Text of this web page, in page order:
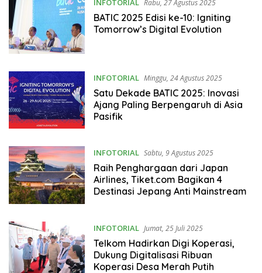
INFOTORIAL Rabu, 27 Agustus 2025
BATIC 2025 Edisi ke-10: Igniting
Tomorrow’s Digital Evolution
INFOTORIAL Minggu, 24 Agustus 2025
Satu Dekade BATIC 2025: Inovasi
Ajang Paling Berpengaruh di Asia
Pasifik
INFOTORIAL Sabtu, 9 Agustus 2025
Raih Penghargaan dari Japan
Airlines, Tiket.com Bagikan 4
Destinasi Jepang Anti Mainstream
INFOTORIAL Jumat, 25 Juli 2025
Telkom Hadirkan Digi Koperasi,
Dukung Digitalisasi Ribuan
Koperasi Desa Merah Putih